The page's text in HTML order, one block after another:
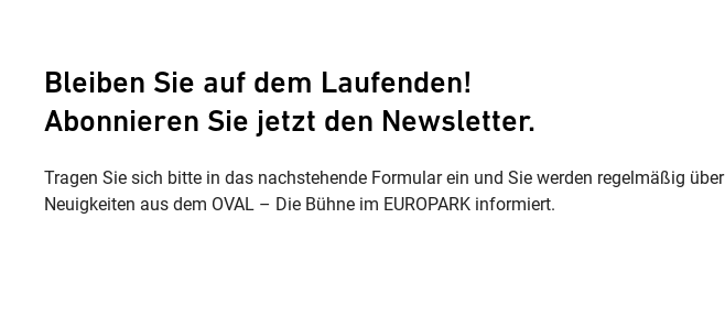
Bleiben Sie auf dem Laufenden!
Abonnieren Sie jetzt den Newsletter.
Tragen Sie sich bitte in das nachstehende Formular ein und Sie werden regelmäßig über
Neuigkeiten aus dem OVAL – Die Bühne im EUROPARK informiert.